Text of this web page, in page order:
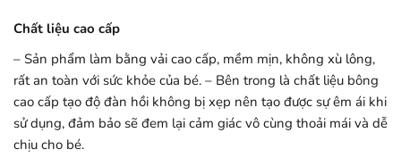
Chất liệu cao cấp
– Sản phẩm làm bằng vải cao cấp, mềm mịn, không xù lông,
rất an toàn với sức khỏe của bé. – Bên trong là chất liệu bông
cao cấp tạo độ đàn hồi không bị xẹp nên tạo được sự êm ái khi
sử dụng, đảm bảo sẽ đem lại cảm giác vô cùng thoải mái và dễ
chịu cho bé.